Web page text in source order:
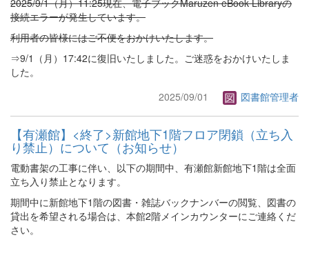
2025/9/1（月）11:25現在、電子ブックMaruzen eBook Libraryの
接続エラーが発生しています。
利用者の皆様にはご不便をおかけいたします。
⇒9/1（月）17:42に復旧いたしました。ご迷惑をおかけいたしま
した。
2025/09/01
図書館管理者
【有瀬館】<終了>新館地下1階フロア閉鎖（立ち入
り禁止）について（お知らせ）
電動書架の工事に伴い、以下の期間中、有瀬館新館地下1階は全面
立ち入り禁止となります。
期間中に新館地下1階の図書・雑誌バックナンバーの閲覧、図書の
貸出を希望される場合は、本館2階メインカウンターにご連絡くだ
さい。